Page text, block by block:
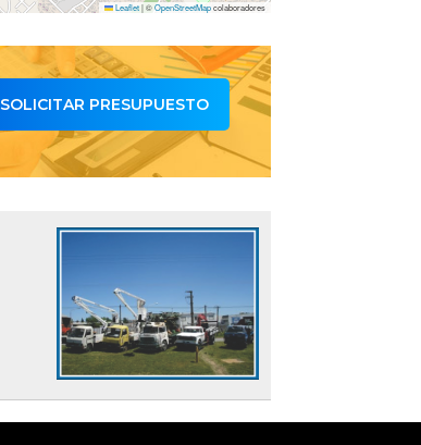
Leaflet |©OpenStreetMapcolaboradores
SOLICITAR PRESUPUESTO